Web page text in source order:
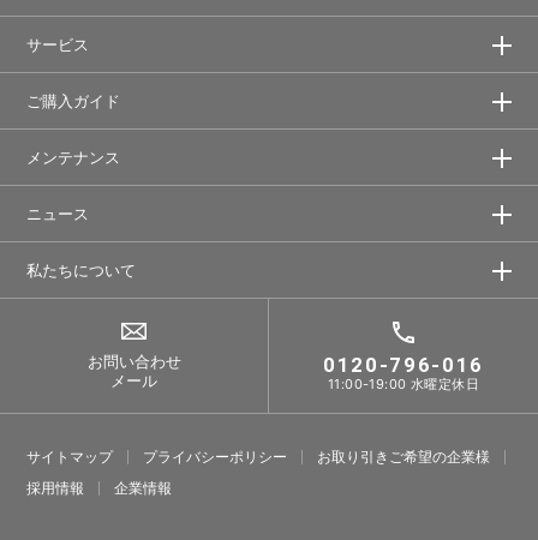
サービス
ご購入ガイド
メンテナンス
ニュース
私たちについて
お問い合わせ
メール
0120-796-016
11:00-19:00 水曜定休日
サイトマップ プライバシーポリシー
お取り引きご希望の企業様
採⽤情報
企業情報